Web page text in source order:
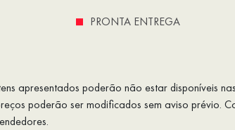
PRONTA ENTREGA
apresentados poderão não estar disponíveis
poderão ser modificados sem aviso prévio.